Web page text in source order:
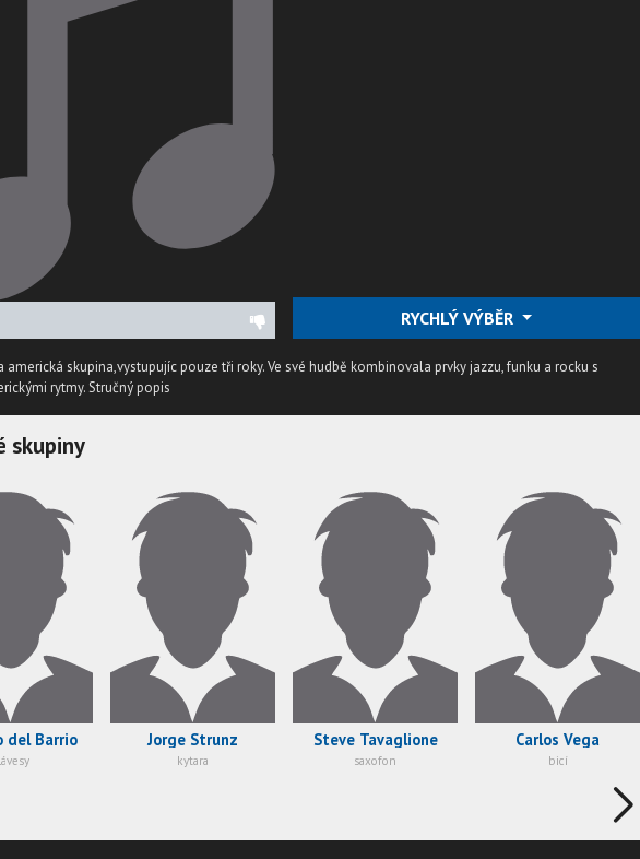
RYCHLÝ VÝBĚR
americká skupina,vystupujíc pouze tři roky. Ve své hudbě kombinovala prvky jazzu, funku a rocku s
rytmy.Stručný popis
skupiny
del Barrio Jorge Strunz
kytara
Steve Tavaglione
saxofon
Carlos Vega
bicí